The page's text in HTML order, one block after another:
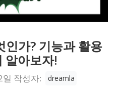
인가? 기능과 활용
알아보자!
작성자: dreamla